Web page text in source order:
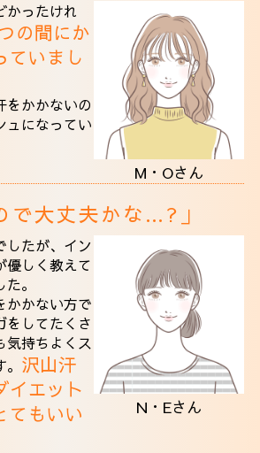
M・Oさん
かったけれ
の間にか
ていまし
をかかないの
ュになってい
で大丈夫かな…?」
N・Eさん
したが、イン
優しく教えて
。
かかない方で
をしてたくさ
気持ちよくス
沢山汗
イエット
てもいい